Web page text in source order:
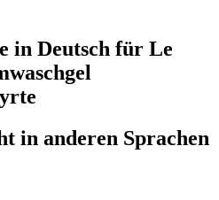
in Deutsch für Le
in anderen Sprachen